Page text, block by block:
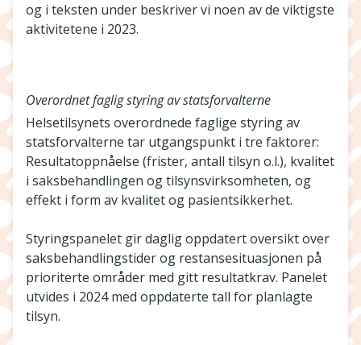
og i teksten under beskriver vi noen av de viktigste
aktivitetene i 2023.
Overordnet faglig styring av statsforvalterne
Helsetilsynets overordnede faglige styring av
statsforvalterne tar utgangspunkt i tre faktorer:
Resultatoppnåelse (frister, antall tilsyn o.l.), kvalitet
i saksbehandlingen og tilsynsvirksomheten, og
effekt i form av kvalitet og pasientsikkerhet.
Styringspanelet gir daglig oppdatert oversikt over
saksbehandlingstider og restansesituasjonen på
prioriterte områder med gitt resultatkrav. Panelet
utvides i 2024 med oppdaterte tall for planlagte
tilsyn.